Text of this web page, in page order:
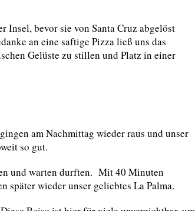
Insel, bevor sie von Santa Cruz abgelöst
an eine saftige Pizza ließ uns das
Gelüste zu stillen und Platz in einer
am Nachmittag wieder raus und unser
so gut.
und warten durften. Mit 40 Minuten
später wieder unser geliebtes La Palma.